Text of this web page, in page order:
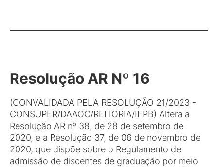
Resolução AR Nº 16
(CONVALIDADA PELA RESOLUÇÃO 21/2023 -
CONSUPER/DAAOC/REITORIA/IFPB) Altera a
Resolução AR nº 38, de 28 de setembro de
2020, e a Resolução 37, de 06 de novembro de
2020, que dispõe sobre o Regulamento de
admissão de discentes de graduação por meio